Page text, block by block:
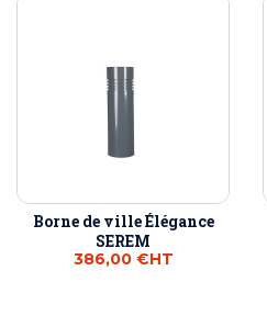
Borne de ville Élégance
SEREM
386,00 €HT